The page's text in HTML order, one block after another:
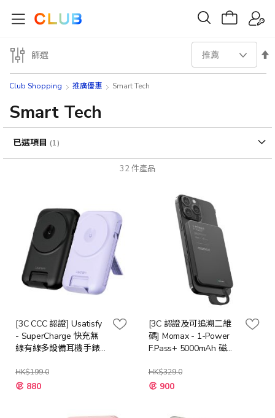
Club Shopping 推廣優惠 Smart Tech
Smart Tech
32件產品
設
序
方
[3C CCC 認證] Usatisfy
- SuperCharge 快充無
線有線多設備耳機手錶
用電源PRO [黑色/紫色]
HK$199.0
880
[3C 認證及可追溯二維
碼] Momax - 1-Power
F.Pass+ 5000mAh 磁吸
色]
HK$329.0
900
篩選
已選項目